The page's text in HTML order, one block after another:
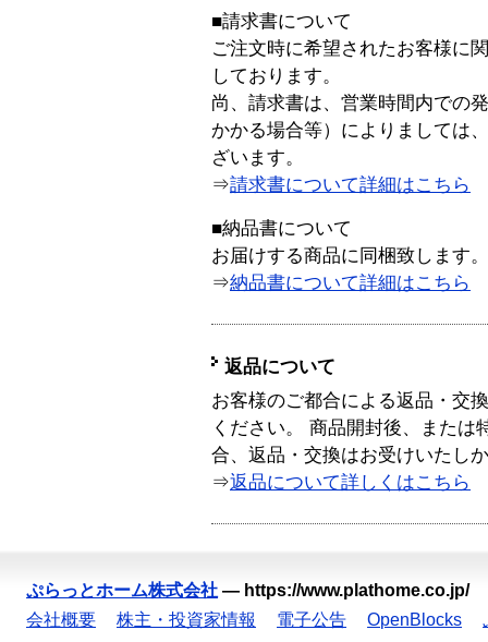
■請求書について
ご注文時に希望されたお客様に
しております。
尚、請求書は、営業時間内での
かかる場合等）によりましては
ざいます。
⇒請求書について詳細はこちら
■納品書について
お届けする商品に同梱致します。
⇒納品書について詳細はこちら
返品について
お客様のご都合による返品・交
ください。 商品開封後、または
合、返品・交換はお受けいたし
⇒返品について詳しくはこちら
ぷらっとホーム株式会社 — https://www.plathome.co.jp/
会社概要
株主・投資家情報 電子公告 OpenBlocks